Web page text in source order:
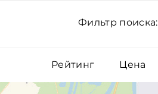
Фильтр поиска:
Рейтинг Цена